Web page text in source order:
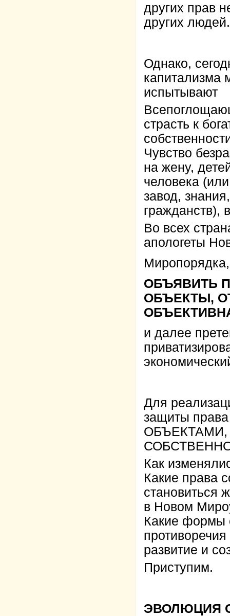
других прав
других людей.
Однако,
капитализма
испытывают
страсть к
Чувство
на жену,
человека
завод,
гражданств),
Во всех
апологеты
ОБЪЯВИТЬ
ОБЪЕКТЫ,
и далее
Для
защиты
Как
Какие права
становиться
в Новом
Какие формы
развитие и
Приступим.
ЭВОЛЮЦИЯ